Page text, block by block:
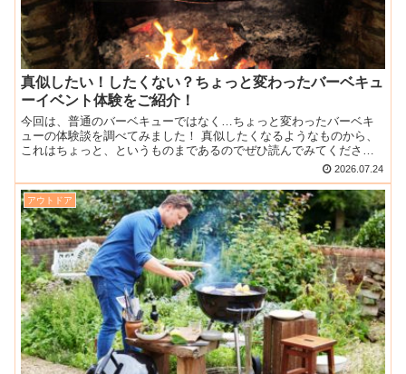
真似したい！したくない？ちょっと変わったバーベキュ
ーイベント体験をご紹介！
今回は、普通のバーベキューではなく…ちょっと変わったバーベキ
ューの体験談を調べてみました！ 真似したくなるようなものから、
これはちょっと、というものまであるのでぜひ読んでみてくださ
い。 １万円分の宝くじで当たった額のみでバーベキュー 内容と...
2026.07.24
アウトドア